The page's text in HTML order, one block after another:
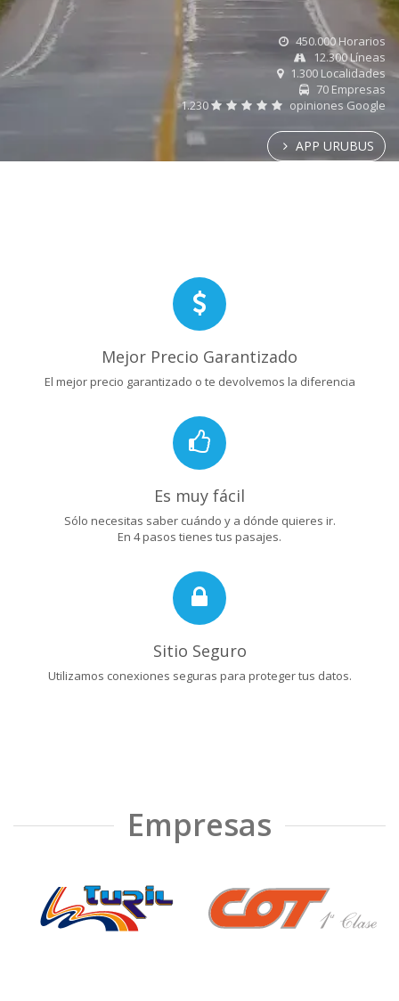
450.000 Horarios
12.300 Líneas
1.300 Localidades
70 Empresas
1.230
opiniones Google
APP URUBUS
Mejor Precio Garantizado
El mejor precio garantizado o te devolvemos la diferencia
Es muy fácil
Sólo necesitas saber cuándo y a dónde quieres ir.
En 4 pasos tienes tus pasajes.
Sitio Seguro
Utilizamos conexiones seguras para proteger tus datos.
Empresas
❮ ❯